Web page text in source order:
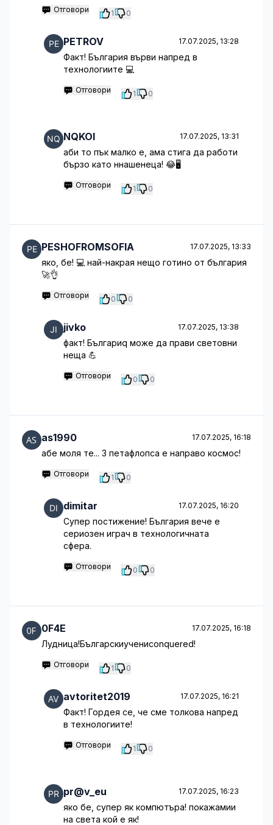
Отговори 1 0
PETROV 17.07.2025, 13:28
Факт! България върви напред в
технологиите 💻
Отговори 1 0
NQKOI 17.07.2025, 13:31
аби то пък малко е, ама стига да работи
бързо като ннашенеца! 😂🖥️
Отговори 1 0
PESHOFROMSOFIA 17.07.2025, 13:33
яко, бе! 💻 най-накрая нещо готино от българия
🚀👌
Отговори 0 0
jivko 17.07.2025, 13:38
факт! Българиq може да прави световни
неща 💪
Отговори 0 0
as1990 17.07.2025, 16:18
абе моля те... 3 петафлопса е направо космос!
Отговори 1 0
dimitar 17.07.2025, 16:20
Супер постижение! България вече е
сериозен играч в технологичната
сфера.
Отговори 0 0
0F4E 17.07.2025, 16:18
Лудница!Българскиучениconquered!
Отговори 1 0
avtoritet2019 17.07.2025, 16:21
Факт! Гордея се, че сме толкова напред
в технологиите!
Отговори 1 0
pr@v_eu 17.07.2025, 16:23
яко бе, супер як компютъра! покажамии
на света кой е як!